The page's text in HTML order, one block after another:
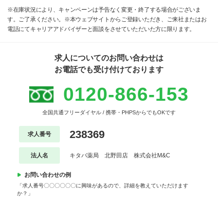
※在庫状況により、キャンペーンは予告なく変更・終了する場合がございま
す。ご了承ください。※本ウェブサイトからご登録いただき、ご来社またはお
電話にてキャリアアドバイザーと面談をさせていただいた方に限ります。
求人についてのお問い合わせは
お電話でも受け付けております
0120-866-153
全国共通フリーダイヤル / 携帯・PHPSからでもOKです
求人番号 238369
法人名 キタバ薬局 北野田店 株式会社M&C
お問い合わせの例
「求人番号〇〇〇〇〇〇に興味があるので、詳細を教えていただけます
か？」